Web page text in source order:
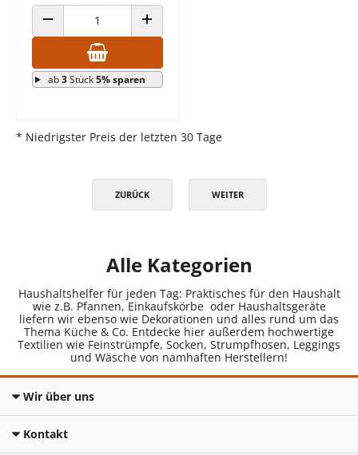
ANZAHL VERRINGERN ANZAHL ERHÖHEN
ab3Stück5% sparen
* Niedrigster Preis der letzten 30 Tage
ZURÜCK WEITER
Alle Kategorien
Haushaltshelfer für jeden Tag: Praktisches für den Haushalt
wie z.B. Pfannen, Einkaufskörbe oder Haushaltsgeräte
liefern wir ebenso wie Dekorationen und alles rund um das
Thema Küche & Co. Entdecke hier außerdem hochwertige
Textilien wie Feinstrümpfe, Socken, Strumpfhosen, Leggings
und Wäsche von namhaften Herstellern!
Wir über uns
Kontakt